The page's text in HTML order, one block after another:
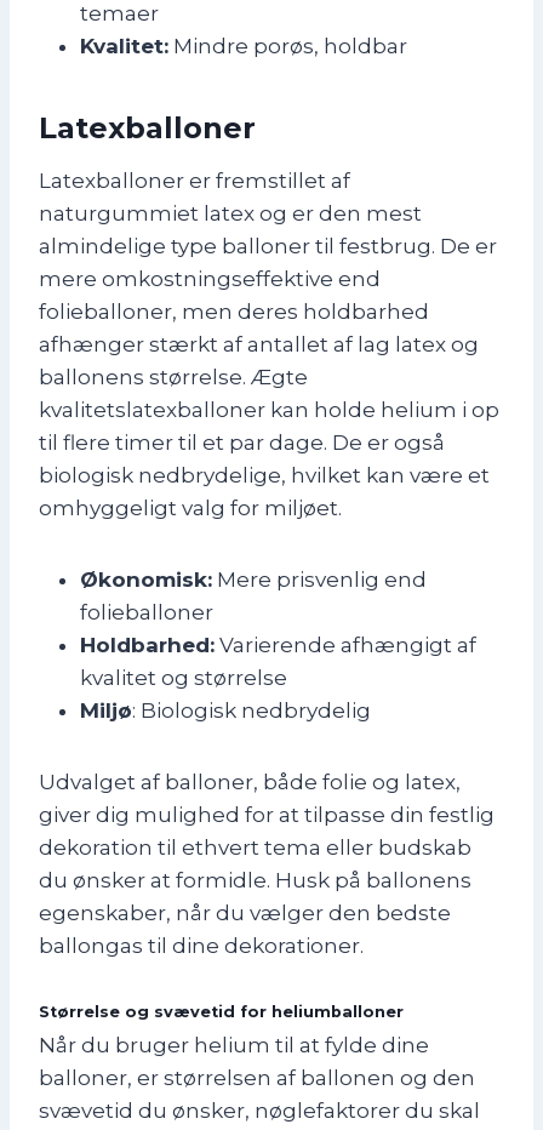
temaer
Kvalitet: Mindre porøs, holdbar
Latexballoner
Latexballoner er fremstillet af
naturgummiet latex og er den mest
almindelige type balloner til festbrug. De er
mere omkostningseffektive end
folieballoner, men deres holdbarhed
afhænger stærkt af antallet af lag latex og
ballonens størrelse. Ægte
kvalitetslatexballoner kan holde helium i op
til flere timer til et par dage. De er også
biologisk nedbrydelige, hvilket kan være et
omhyggeligt valg for miljøet.
Økonomisk: Mere prisvenlig end
folieballoner
Holdbarhed: Varierende afhængigt af
kvalitet og størrelse
Miljø: Biologisk nedbrydelig
Udvalget af balloner, både folie og latex,
giver dig mulighed for at tilpasse din festlig
dekoration til ethvert tema eller budskab
du ønsker at formidle. Husk på ballonens
egenskaber, når du vælger den bedste
ballongas til dine dekorationer.
Størrelse og svævetid for heliumballoner
Når du bruger helium til at fylde dine
balloner, er størrelsen af ballonen og den
svævetid du ønsker, nøglefaktorer du skal